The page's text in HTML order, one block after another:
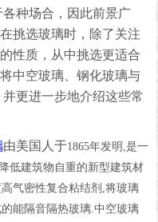
种场合，因此前景广
挑选玻璃时，除了关注
性质，从中挑选更适合
中空玻璃、钢化玻璃与
并更进一步地介绍这些常
由美国人于1865年发明,是一
低建筑物自重的新型建筑材
气密性复合粘结剂,将玻璃
能隔音隔热玻璃.中空玻璃